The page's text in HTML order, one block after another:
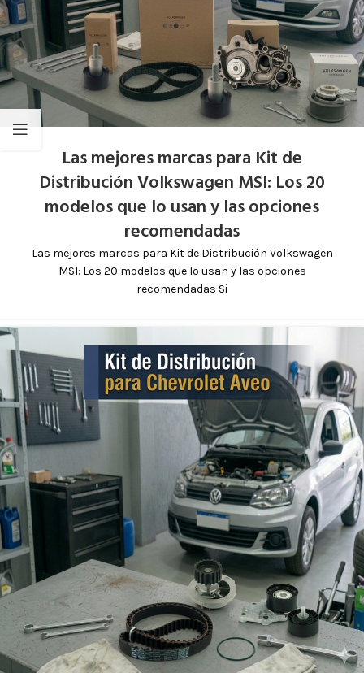
Las mejores marcas para Kit de
Distribución Volkswagen MSI: Los 20
modelos que lo usan y las opciones
recomendadas
Las mejores marcas para Kit de Distribución Volkswagen
MSI: Los 20 modelos que lo usan y las opciones
recomendadas Si